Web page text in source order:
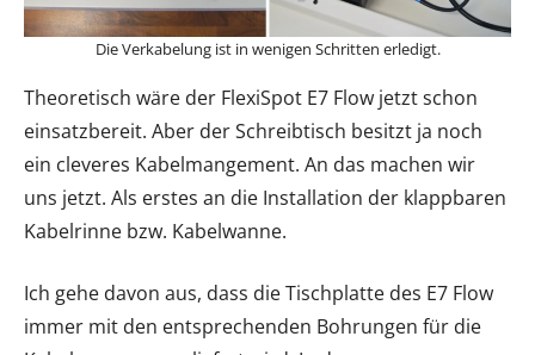
Die Verkabelung ist in wenigen Schritten erledigt.
Theoretisch wäre der FlexiSpot E7 Flow jetzt schon
einsatzbereit. Aber der Schreibtisch besitzt ja noch
ein cleveres Kabelmangement. An das machen wir
uns jetzt. Als erstes an die Installation der klappbaren
Kabelrinne bzw. Kabelwanne.
Ich gehe davon aus, dass die Tischplatte des E7 Flow
immer mit den entsprechenden Bohrungen für die